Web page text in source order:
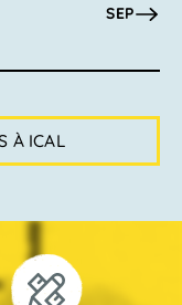
SEP
À ICAL